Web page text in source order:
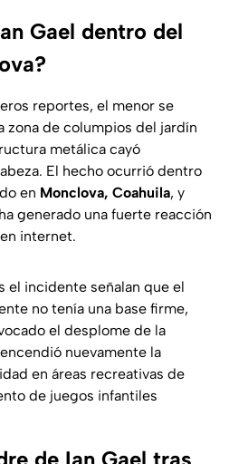
Gael dentro del
reportes, el menor se
zona de columpios del jardín
metálica cayó
El hecho ocurrió dentro
en Monclova, Coahuila, y
generado una fuerte reacción
internet.
el incidente señalan que el
no tenía una base firme,
el desplome de la
nuevamente la
en áreas recreativas de
de juegos infantiles